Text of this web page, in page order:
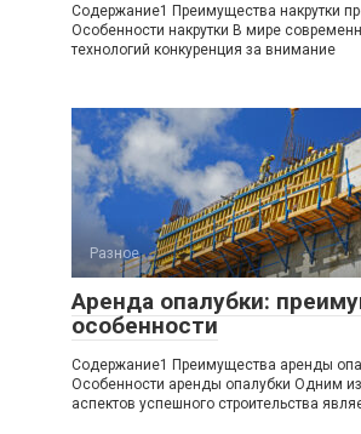
Содержание1 Преимущества накрутки
Особенности накрутки В мире
технологий конкуренция за внимание
Разное
Аренда опалубки:
особенности
Содержание1 Преимущества аренды
Особенности аренды опалубки Одним
аспектов успешного строительства